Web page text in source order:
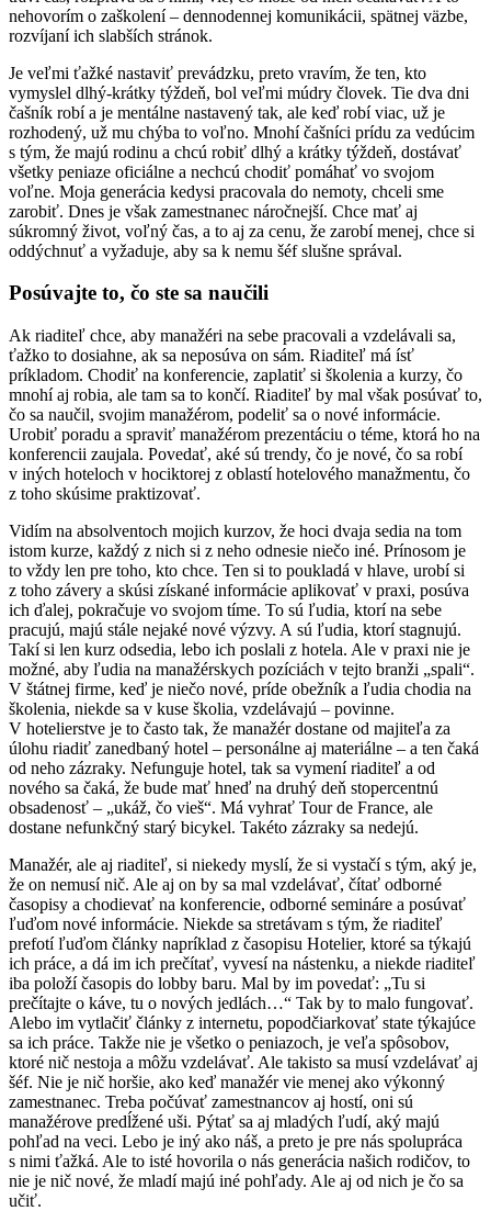
nehovorím o zaškolení – dennodennej komunikácii, spätnej väzbe,
rozvíjaní ich slabších stránok.
Je veľmi ťažké nastaviť prevádzku, preto vravím, že ten, kto
vymyslel dlhý-krátky týždeň, bol veľmi múdry človek. Tie dva dni
čašník robí a je mentálne nastavený tak, ale keď robí viac, už je
rozhodený, už mu chýba to voľno. Mnohí čašníci prídu za vedúcim
s tým, že majú rodinu a chcú robiť dlhý a krátky týždeň, dostávať
všetky peniaze oficiálne a nechcú chodiť pomáhať vo svojom
voľne. Moja generácia kedysi pracovala do nemoty, chceli sme
zarobiť. Dnes je však zamestnanec náročnejší. Chce mať aj
súkromný život, voľný čas, a to aj za cenu, že zarobí menej, chce si
oddýchnuť a vyžaduje, aby sa k nemu šéf slušne správal.
Posúvajte to, čo ste sa naučili
Ak riaditeľ chce, aby manažéri na sebe pracovali a vzdelávali sa,
ťažko to dosiahne, ak sa neposúva on sám. Riaditeľ má ísť
príkladom. Chodiť na konferencie, zaplatiť si školenia a kurzy, čo
mnohí aj robia, ale tam sa to končí. Riaditeľ by mal však posúvať to,
čo sa naučil, svojim manažérom, podeliť sa o nové informácie.
Urobiť poradu a spraviť manažérom prezentáciu o téme, ktorá ho na
konferencii zaujala. Povedať, aké sú trendy, čo je nové, čo sa robí
v iných hoteloch v hociktorej z oblastí hotelového manažmentu, čo
z toho skúsime praktizovať.
Vidím na absolventoch mojich kurzov, že hoci dvaja sedia na tom
istom kurze, každý z nich si z neho odnesie niečo iné. Prínosom je
to vždy len pre toho, kto chce. Ten si to poukladá v hlave, urobí si
z toho závery a skúsi získané informácie aplikovať v praxi, posúva
ich ďalej, pokračuje vo svojom tíme. To sú ľudia, ktorí na sebe
pracujú, majú stále nejaké nové výzvy. A sú ľudia, ktorí stagnujú.
Takí si len kurz odsedia, lebo ich poslali z hotela. Ale v praxi nie je
možné, aby ľudia na manažérskych pozíciách v tejto branži „spali“.
V štátnej firme, keď je niečo nové, príde obežník a ľudia chodia na
školenia, niekde sa v kuse školia, vzdelávajú – povinne.
V hotelierstve je to často tak, že manažér dostane od majiteľa za
úlohu riadiť zanedbaný hotel – personálne aj materiálne – a ten čaká
od neho zázraky. Nefunguje hotel, tak sa vymení riaditeľ a od
nového sa čaká, že bude mať hneď na druhý deň stopercentnú
obsadenosť – „ukáž, čo vieš“. Má vyhrať Tour de France, ale
dostane nefunkčný starý bicykel. Takéto zázraky sa nedejú.
Manažér, ale aj riaditeľ, si niekedy myslí, že si vystačí s tým, aký je,
že on nemusí nič. Ale aj on by sa mal vzdelávať, čítať odborné
časopisy a chodievať na konferencie, odborné semináre a posúvať
ľuďom nové informácie. Niekde sa stretávam s tým, že riaditeľ
prefotí ľuďom články napríklad z časopisu Hotelier, ktoré sa týkajú
ich práce, a dá im ich prečítať, vyvesí na nástenku, a niekde riaditeľ
iba položí časopis do lobby baru. Mal by im povedať: „Tu si
prečítajte o káve, tu o nových jedlách…“ Tak by to malo fungovať.
Alebo im vytlačiť články z internetu, popodčiarkovať state týkajúce
sa ich práce. Takže nie je všetko o peniazoch, je veľa spôsobov,
ktoré nič nestoja a môžu vzdelávať. Ale takisto sa musí vzdelávať aj
šéf. Nie je nič horšie, ako keď manažér vie menej ako výkonný
zamestnanec. Treba počúvať zamestnancov aj hostí, oni sú
manažérove predĺžené uši. Pýtať sa aj mladých ľudí, aký majú
pohľad na veci. Lebo je iný ako náš, a preto je pre nás spolupráca
s nimi ťažká. Ale to isté hovorila o nás generácia našich rodičov, to
nie je nič nové, že mladí majú iné pohľady. Ale aj od nich je čo sa
učiť.